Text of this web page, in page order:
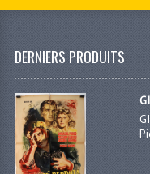
DERNIERS PRODUITS